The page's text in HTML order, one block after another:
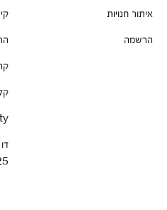
איתור חנויות
הרשמה